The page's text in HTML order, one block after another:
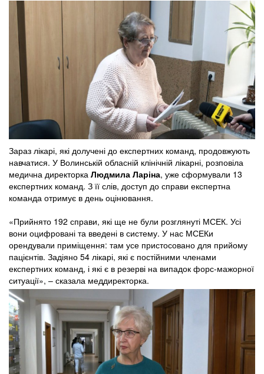
Зараз лікарі, які долучені до експертних команд, продовжують
навчатися. У Волинській обласній клінічній лікарні, розповіла
медична директорка Людмила Ларіна, уже сформували 13
експертних команд. З її слів, доступ до справи експертна
команда отримує в день оцінювання.
«Прийнято 192 справи, які ще не були розглянуті МСЕК. Усі
вони оцифровані та введені в систему. У нас МСЕКи
орендували приміщення: там усе пристосовано для прийому
пацієнтів. Задіяно 54 лікарі, які є постійними членами
експертних команд, і які є в резерві на випадок форс-мажорної
ситуації», – сказала меддиректорка.